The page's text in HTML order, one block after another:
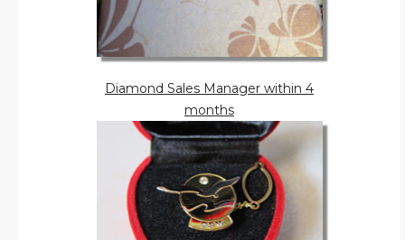
Diamond Sales Manager within 4
months